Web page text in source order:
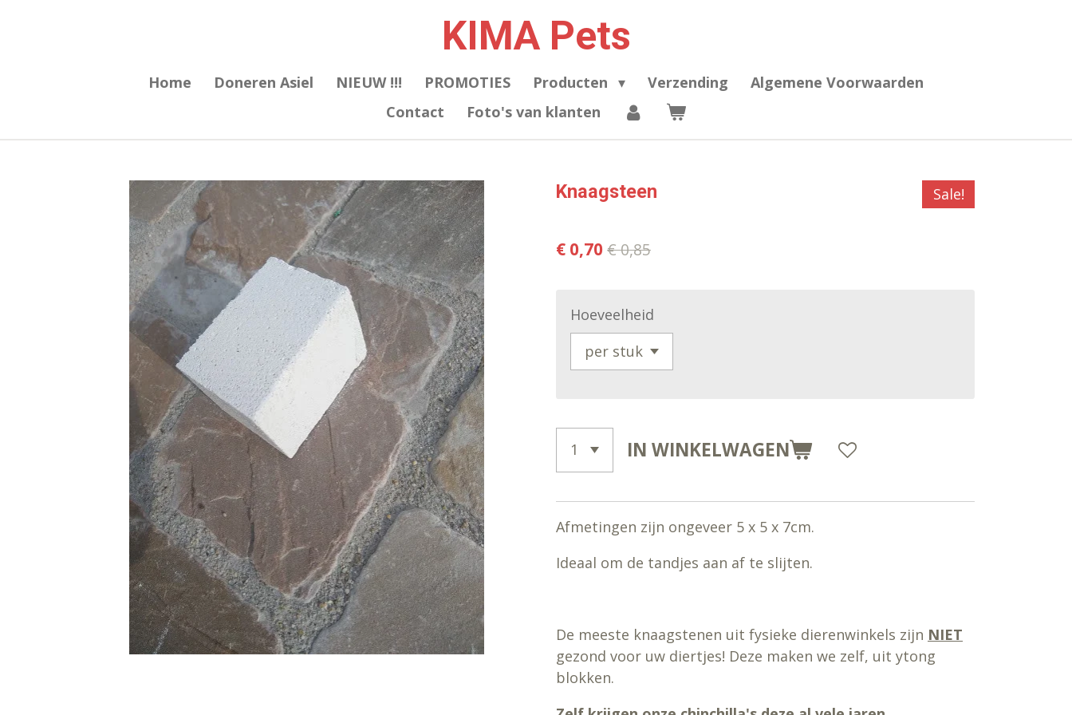
KIMA Pets
Home Doneren Asiel NIEUW !!! PROMOTIES Producten Verzending
Algemene Voorwaarden
Contact
Foto's van klanten
Knaagsteen Sale!
€ 0,70 € 0,85
Hoeveelheid
IN WINKELWAGEN
Afmetingen zijn ongeveer 5 x 5 x 7cm.
Ideaal om de tandjes aan af te slijten.
De meeste knaagstenen uit fysieke dierenwinkels zijn NIET
gezond voor uw diertjes! Deze maken we zelf, uit ytong
blokken.